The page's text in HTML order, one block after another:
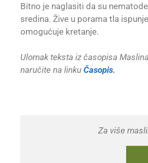
Bitno je naglasiti da su
sredina. Žive u porama tla
omogućuje kretanje.
Ulomak teksta iz časopisa
naručite na linku Časopis.
Za više